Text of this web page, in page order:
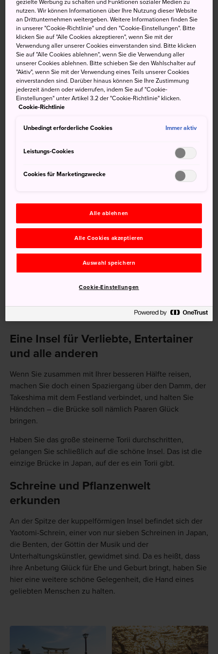
anerkannt. Hier gibt es ungewöhnliche Pflanzenarten, wie
die Bambusart Suhouchiku – auf Japanisch take, wovon
sich der Name der Insel ableitet – und einen pittoresken
Schrein. Der Schrein ist das einzige Gebäude der Insel.
Anfahrt
Der zur Insel führende Damm ist nur 15 Gehminuten vom
Bahnhof Gamagori entfernt.
Tokaido Line in Richtung Toyohashi nur 45 Minuten bis
Eine Insel für Verliebte, Entertainer
und alle anderen
Wenn Sie zusammen mit Ihrer besseren Hälfte reisen,
machen Sie doch einen Spaziergang über den Damm, der
Takeshima mit dem Festland verbindet, und halten Sie
Händchen – die Brücke soll nämlich Paaren Glück
bringen.
Haben Sie das große steinerne Torii durchschritten,
gelangen Sie schließlich auf die schöne Insel. Das ist die
einzige Brücke in Japan, auf der es ein Torii gibt.
Schreine und Pflanzenwelt
erkunden
An der Spitze der kuppelförmigen Insel befindet sich der
Yaotomi-Schrein, einer von nur sieben Schreinen in Japan,
die Benten, der Göttin der Musik und der
Unterhaltungskünstler, gewidmet sind. Da es heißt, dass
ihre Anbetung Glück für Ehe und Geburt bringt, haben Sie
hier eine weitere schöne Gelegenheit, die Hand eines
geliebten Menschen zu halten.
gezielte Werbung zu schalten und Funktionen sozialer Medien zu
nutzen. Wir können Informationen über Ihre Nutzung dieser Website
an Drittunternehmen weitergeben. Weitere Informationen finden Sie
in unserer "Cookie-Richtlinie" und den "Cookie-Einstellungen". Bitte
klicken Sie auf "Alle Cookies akzeptieren", wenn Sie mit der
Verwendung aller unserer Cookies einverstanden sind. Bitte klicken
Sie auf "Alle Cookies ablehnen", wenn Sie die Verwendung aller
unserer Cookies ablehnen. Bitte schieben Sie den Wahlschalter auf
"Aktiv", wenn Sie mit der Verwendung eines Teils unserer Cookies
einverstanden sind. Darüber hinaus können Sie Ihre Zustimmung
jederzeit ändern oder widerrufen, indem Sie auf "Cookie-
Einstellungen" unter Artikel 3.2 der "Cookie-Richtlinie" klicken.
Cookie-Richtlinie
Unbedingt erforderliche Cookies Immer aktiv
Leistungs-Cookies
Cookies für Marketingzwecke
Alle ablehnen
Alle Cookies akzeptieren
Auswahl speichern
Cookie-Einstellungen